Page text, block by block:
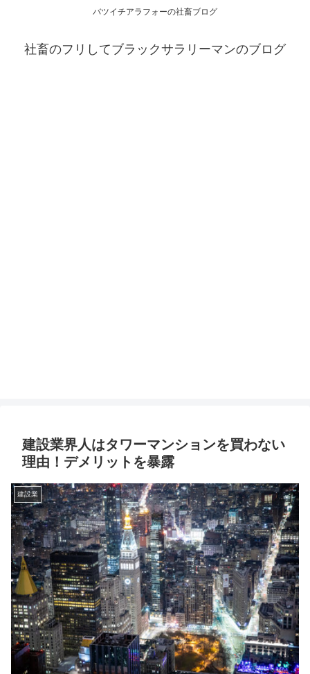
バツイチアラフォーの社畜ブログ
社畜のフリしてブラックサラリーマンのブログ
建設業界人はタワーマンションを買わない
理由！デメリットを暴露
建設業